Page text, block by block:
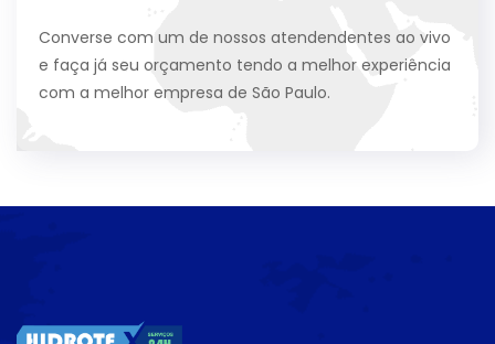
Converse com um de nossos atendendentes ao vivo
e faça já seu orçamento tendo a melhor experiência
com a melhor empresa de São Paulo.